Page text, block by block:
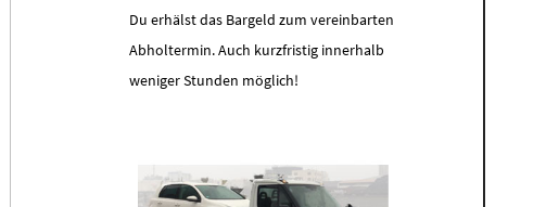
Du erhälst das Bargeld zum vereinbarten
Abholtermin. Auch kurzfristig innerhalb
weniger Stunden möglich!